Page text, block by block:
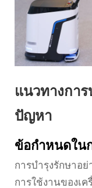
แนวทางกา
ปัญหา
ข้อกำหนดใน
การบำรุงรักษาอ
การใช้งานของเ